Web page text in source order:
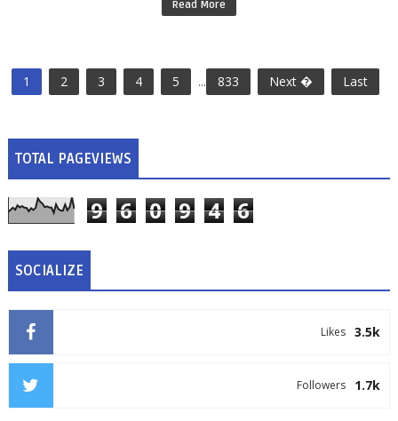
Read More
1 2 3 4 5 ... 833 Next � Last
TOTAL PAGEVIEWS
9 6 0 9 4 6
SOCIALIZE
3.5k
Likes
1.7k
Followers